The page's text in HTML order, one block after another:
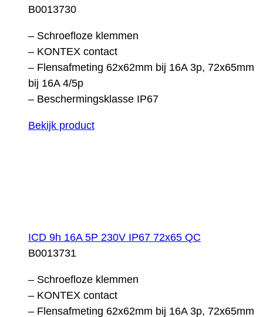
B0013730
– Schroefloze klemmen
– KONTEX contact
– Flensafmeting 62x62mm bij 16A 3p, 72x65mm
bij 16A 4/5p
– Beschermingsklasse IP67
Bekijk product
ICD 9h 16A 5P 230V IP67 72x65 QC
B0013731
– Schroefloze klemmen
– KONTEX contact
– Flensafmeting 62x62mm bij 16A 3p, 72x65mm